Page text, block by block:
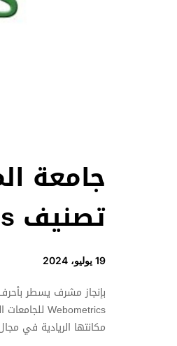
جامعة
تصنيف Webometrics
19 يوليو، 2024
بإنجاز مشرف يسطر
مكانتها الريادية في